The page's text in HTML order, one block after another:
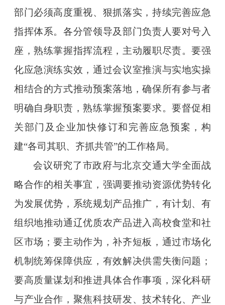
部门必须高度重视、狠抓落实，持续完善应急
指挥体系。各分管领导及部门负责人要对号入
座，熟练掌握指挥流程，主动履职尽责。要强
化应急演练实效，通过会议室推演与实地实操
相结合的方式推动预案落地，确保所有参与者
明确自身职责，熟练掌握预案要求。要督促相
关部门及企业加快修订和完善应急预案，构
建“各司其职、齐抓共管”的工作格局。
会议研究了市政府与北京交通大学全面战
略合作的相关事宜，强调要推动资源优势转化
为发展优势，系统规划产品推广，有计划、有
组织地推动通辽优质农产品进入高校食堂和社
区市场；要主动作为，补齐短板，通过市场化
机制统筹保障供应，有效解决供需失衡问题；
要高质量谋划和推进具体合作事项，深化科研
与产业合作，聚焦科技研发、技术转化、产业